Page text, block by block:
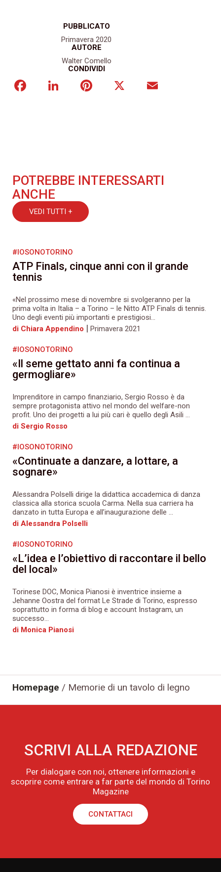
PUBBLICATO
Primavera 2020
AUTORE
Walter Comello
CONDIVIDI
FacebookLinkedInPinterest
POTREBBE INTERESSARTI
ANCHE
VEDI TUTTI +
#IOSONOTORINO
ATP Finals, cinque anni con il grande
tennis
«Nel prossimo mese di novembre si svolgeranno per la
prima volta in Italia – a Torino – le Nitto ATP Finals di tennis.
Uno degli eventi più importanti e prestigiosi...
di Chiara Appendino | Primavera 2021
#IOSONOTORINO
«Il seme gettato anni fa continua a
germogliare»
Imprenditore in campo finanziario, Sergio Rosso è da
sempre protagonista attivo nel mondo del welfare-non
profit. Uno dei progetti a lui più cari è quello degli Asili ...
di Sergio Rosso
#IOSONOTORINO
«Continuate a danzare, a lottare, a
sognare»
Alessandra Polselli dirige la didattica accademica di danza
classica alla storica scuola Carma. Nella sua carriera ha
danzato in tutta Europa e all’inaugurazione delle ...
di Alessandra Polselli
#IOSONOTORINO
«L’idea e l’obiettivo di raccontare il bello
del local»
Torinese DOC, Monica Pianosi è inventrice insieme a
Jehanne Oostra del format Le Strade di Torino, espresso
soprattutto in forma di blog e account Instagram, un
successo...
di Monica Pianosi
Homepage / Memorie di un tavolo di legno
SCRIVI ALLA REDAZIONE
Per dialogare con noi, ottenere informazioni e
scoprire come entrare a far parte del mondo di Torino
Magazine
CONTATTACI